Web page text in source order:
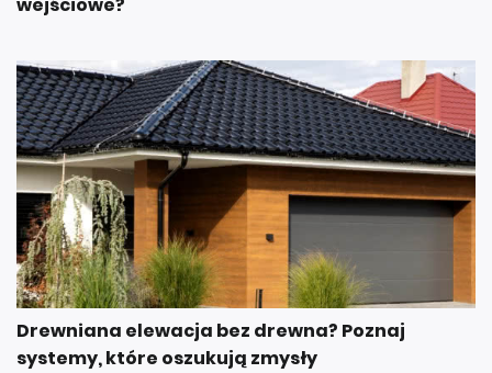
Drewniana elewacja bez drewna? Poznaj
systemy, które oszukują zmysły